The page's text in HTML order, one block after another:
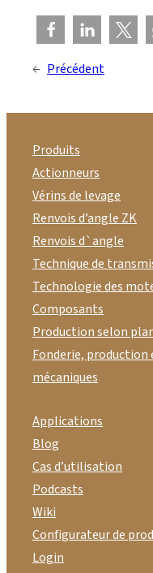
← Précédent
Produits
Actionneurs
Vérins de levage
Renvois d’angle ZK
Renvois d`angle
Technique de
Technologie des
Composants
Production selon
Fonderie, production
mécaniques
Applications
Blog
Cas d’utilisation
Podcasts
Wiki
Configurateur de
Login